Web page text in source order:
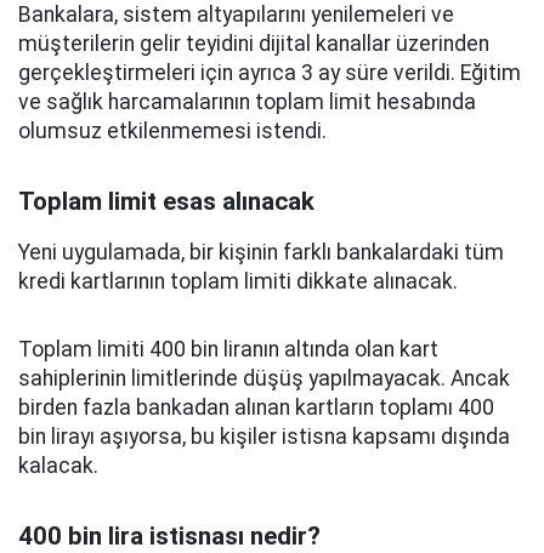
Bankalara, sistem altyapılarını yenilemeleri ve
müşterilerin gelir teyidini dijital kanallar üzerinden
gerçekleştirmeleri için ayrıca 3 ay süre verildi. Eğitim
ve sağlık harcamalarının toplam limit hesabında
olumsuz etkilenmemesi istendi.
Toplam limit esas alınacak
Yeni uygulamada, bir kişinin farklı bankalardaki tüm
kredi kartlarının toplam limiti dikkate alınacak.
Toplam limiti 400 bin liranın altında olan kart
sahiplerinin limitlerinde düşüş yapılmayacak. Ancak
birden fazla bankadan alınan kartların toplamı 400
bin lirayı aşıyorsa, bu kişiler istisna kapsamı dışında
kalacak.
400 bin lira istisnası nedir?